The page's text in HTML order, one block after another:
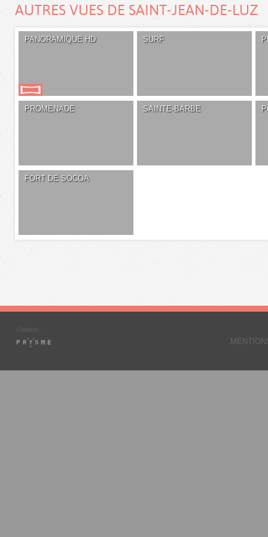
AUTRES VUES DE SAINT-JEAN-DE-LUZ
PANORAMIQUE HD SURF
PROMENADE SAINTE-BARBE
FORT DE SOCOA